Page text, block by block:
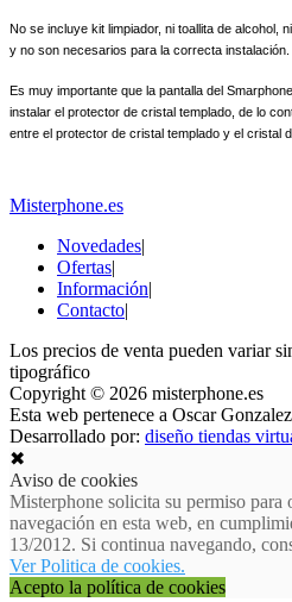
No se incluye kit limpiador, ni toallita de alcohol,
y no son necesarios para la correcta instalación.
Es muy importante que la pantalla del
instalar el protector de cristal templado, de lo
entre el protector de cristal templado y el cristal
Misterphone.es
Novedades|
Ofertas|
Información|
Contacto|
Los precios de venta pueden variar
tipográfico
Copyright © 2026 misterphone.es
Esta web pertenece a Oscar
Desarrollado por: diseño tiendas
✖
Aviso de cookies
Misterphone solicita su permiso para
navegación en esta web, en
13/2012. Si continua navegando,
Ver Politica de cookies.
Acepto la política de cookies